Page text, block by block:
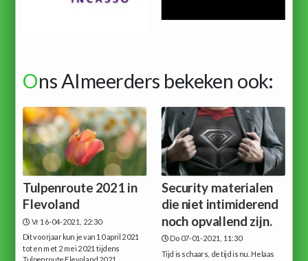
Ons Almeerders bekeken ook:
Tulpenroute 2021 in
Flevoland
Vr 16-04-2021, 22:30
Dit voorjaar kun je van 10 april 2021
tot en met 2 mei 2021 tijdens
Security materialen
die niet intimiderend
noch opvallend zijn.
Do 07-01-2021, 11:30
Tijd is schaars, de tijd is nu. Helaas